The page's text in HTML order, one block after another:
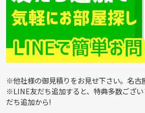
※他社様の御見積りをお見せ下さい。名古
※LINE友だち追加すると、特典多数ござ
だち追加から!